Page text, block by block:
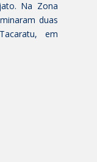
Na Zona
duas
em